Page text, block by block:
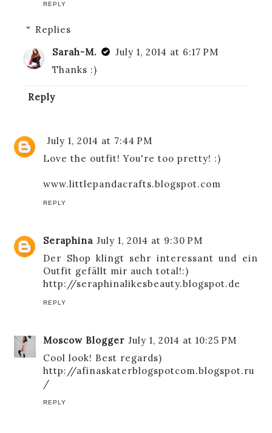
REPLY
Replies
Sarah-M.
July 1, 2014 at 6:17 PM
Thanks :)
Reply
July 1, 2014 at 7:44 PM
Love the outfit! You're too pretty! :)
www.littlepandacrafts.blogspot.com
REPLY
Seraphina July 1, 2014 at 9:30 PM
Der Shop klingt sehr interessant und ein
Outfit gefällt mir auch total!:)
http://seraphinalikesbeauty.blogspot.de
REPLY
Moscow Blogger July 1, 2014 at 10:25 PM
Cool look! Best regards)
http://afinaskaterblogspotcom.blogspot.ru
/
REPLY